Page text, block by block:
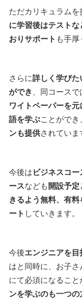
ただカリキュラムを
に学習後はテスト
おりサポート も手厚
さらに詳しく学び
ができ、同コースで
ワイトペーパーを
語を学ぶことができ、
ンも提供されていま
今後はビジネスコ
ースなども開設予定
きるよう無料、有
ート していきます。
今後エンジニアを
はと同時に、お子
にて必須になること
ンを学ぶのも一つの